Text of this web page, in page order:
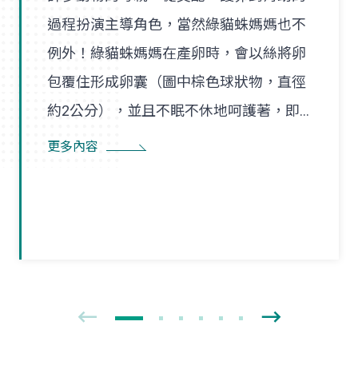
過程扮演主導角色，當然綠貓蛛媽媽也不
例外！綠貓蛛媽媽在產卵時，會以絲將卵
包覆住形成卵囊（圖中棕色球狀物，直徑
約2公分），並且不眠不休地呵護著，即
使尋找食物也是在一定範圍內，隨時防患
更多內容